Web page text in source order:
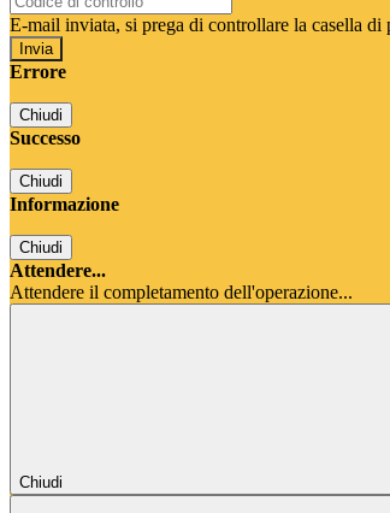
E-mail inviata, si prega di controllare la casella di
Errore
Chiudi
Successo
Chiudi
Informazione
Chiudi
Attendere...
Attendere il completamento dell'operazione...
Chiudi